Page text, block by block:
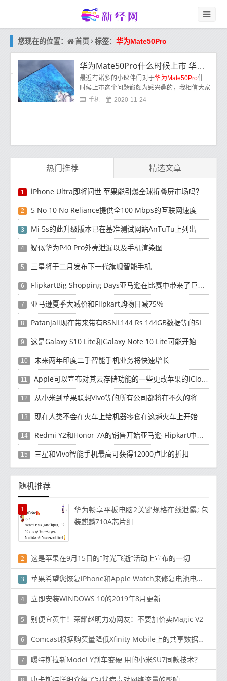
您现在的位置： 首页 标签： 华为Mate50Pro
华为Mate50Pro什么时候上市 华为Mate50Pro售价以及参数详情
最近有诸多的小伙伴们对于华为Mate50Pro什么
时候上市这个问题都颇为感兴趣的，我相信大家
也都想要及时了解到 华为Mate50Pro
手机 2020-11-24
热门推荐 精选文章
1 iPhone Ultra即将问世 苹果能引爆全球折叠屏市场吗？
2 5 No 10 No Reliance提供全100 Mbps的互联网速度
3 Mi 5s的此升级版本已在基准测试网站AnTuTu上列出
4 疑似华为P40 Pro外壳泄漏以及手机渲染图
5 三星将于二月发布下一代旗舰智能手机
6 FlipkartBig Shopping Days亚马逊在比赛中带来了巨大的现金返还优惠
7 亚马逊夏季大减价和Flipkart购物日减75％
8 Patanjali现在带来带有BSNL144 Rs 144GB数据等的SIM卡
9 这是Galaxy S10 Lite和Galaxy Note 10 Lite可能开始发货的时候
10 未来两年印度二手智能手机业务将快速增长
11 Apple可以宣布对其云存储功能的一些更改苹果的iCloud一直在变化
12 从小米到苹果联想Vivo等的所有公司都将在不久的将来推出他们的新智能手机
13 现在人类不会在火车上给机器零食在这趟火车上开始服务
14 Redmi Y2和Honor 7A的销售开始亚马逊-Flipkart中的报价之战
15 三星和Vivo智能手机最高可获得12000卢比的折扣
随机推荐
1
华为畅享平板电脑2关键规格在线泄露; 包
装麒麟710A芯片组
2 这是苹果在9月15日的“时光飞逝”活动上宣布的一切
3 苹果希望您恢复iPhone和Apple Watch来修复电池电量过高等问题
4 立即安装WINDOWS 10的2019年8月更新
5 别便宜黄牛！荣耀赵明力劝网友：不要加价卖Magic V2
6 Comcast根据购买量降低Xfinity Mobile上的共享数据价格
7 曝特斯拉新Model Y刹车变硬 用的小米SU7同款技术？